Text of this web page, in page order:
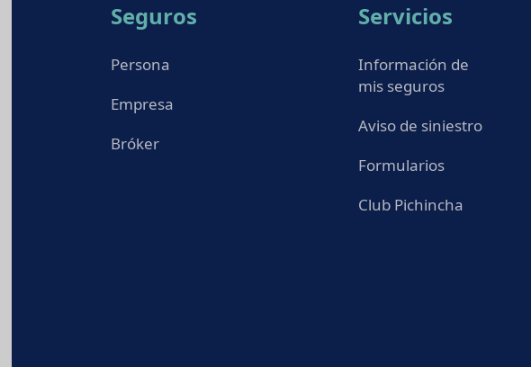
Seguros
Persona
Empresa
Bróker
Servicios
Información de
mis seguros
Aviso de siniestro
Formularios
Club Pichincha